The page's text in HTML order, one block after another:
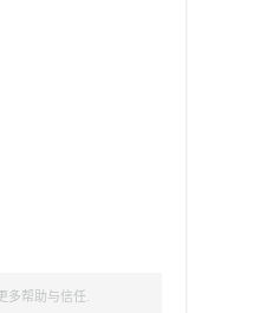
多帮助与信任.